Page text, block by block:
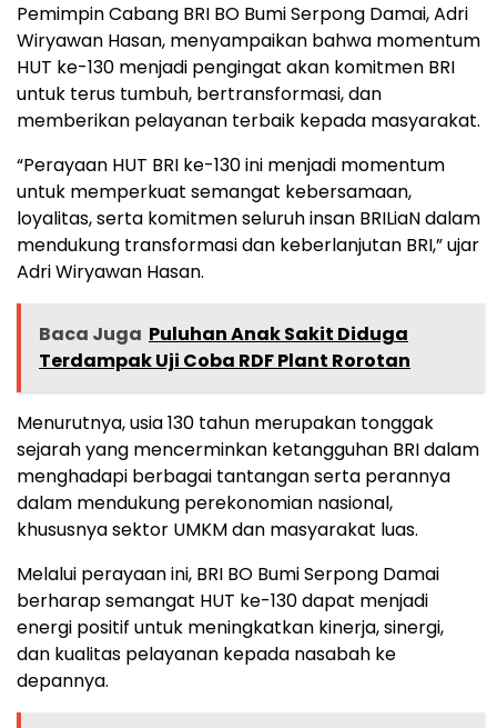
Pemimpin Cabang BRI BO Bumi Serpong Damai, Adri
Wiryawan Hasan, menyampaikan bahwa momentum
HUT ke-130 menjadi pengingat akan komitmen BRI
untuk terus tumbuh, bertransformasi, dan
memberikan pelayanan terbaik kepada masyarakat.
“Perayaan HUT BRI ke-130 ini menjadi momentum
untuk memperkuat semangat kebersamaan,
loyalitas, serta komitmen seluruh insan BRILiaN dalam
mendukung transformasi dan keberlanjutan BRI,” ujar
Adri Wiryawan Hasan.
Baca Juga Puluhan Anak Sakit Diduga
Terdampak Uji Coba RDF Plant Rorotan
Menurutnya, usia 130 tahun merupakan tonggak
sejarah yang mencerminkan ketangguhan BRI dalam
menghadapi berbagai tantangan serta perannya
dalam mendukung perekonomian nasional,
khususnya sektor UMKM dan masyarakat luas.
Melalui perayaan ini, BRI BO Bumi Serpong Damai
berharap semangat HUT ke-130 dapat menjadi
energi positif untuk meningkatkan kinerja, sinergi,
dan kualitas pelayanan kepada nasabah ke
depannya.